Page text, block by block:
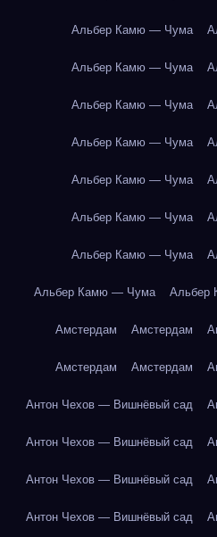
Альбер Камю — Чума
Альбер Камю — Чума
Альбер Камю — Чума
Альбер Камю — Чума
Альбер Камю — Чума
Альбер Камю — Чума
Альбер Камю — Чума
Альбер Камю — Чума Альбер
Амстердам Амстердам
Амстердам Амстердам
Антон Чехов — Вишнёвый сад
Антон Чехов — Вишнёвый сад
Антон Чехов — Вишнёвый сад
Антон Чехов — Вишнёвый сад